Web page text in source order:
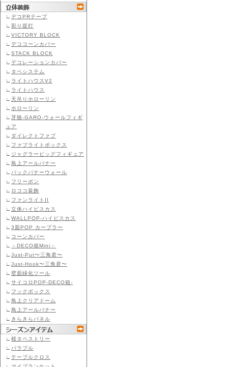
∟ デコPRテープ
∟ 彩り提灯
∟ VICTORY BLOCK
∟ デココーンカバー
∟ STACK BLOCK
∟ デコレーションカバー
∟ タペシステム
∟ ライトハウスV2
∟ ライトハウス
∟ 天吊りホローリン
∟ ホローリン
∟ 牙狼-GARO-ウォールフィギ
ュア
∟ ダイレクトファブ
∟ ファブライトボックス
∟ ジャグラービッグフィギュア
∟ 島上アールバナー
∟ バックバナーウォール
∟ フリーボン
∟
ロココ装飾
∟ ファンライトII
∟ 立体ハイビスカス
∟ WALLPOP-ハイビスカス
∟ 3面POP カーブラー
∟ コーンカバー
∟
－DECO箱Mini－
∟ Just-Put〜三角君〜
∟ Just-Hook〜三角君〜
∟ 壁面緑化ツール
∟ サイコロPOP-DECO箱-
∟ フックボックス
∟ 島上クリアドーム
∟ 島上アールバナー
∟
きらきらパネル
∟ 桜タペストリー
∟ パラブル
∟ テーブルクロス